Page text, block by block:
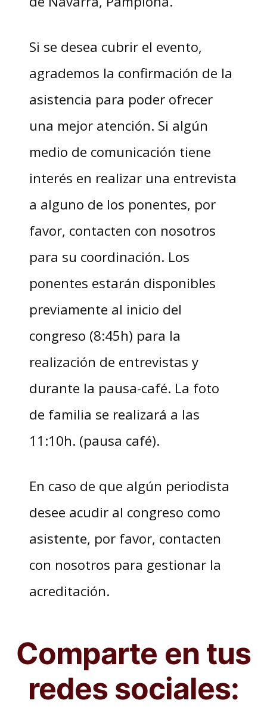
Si se desea cubrir el evento,
agrademos la confirmación de la
asistencia para poder ofrecer
una mejor atención. Si algún
medio de comunicación tiene
interés en realizar una entrevista
a alguno de los ponentes, por
favor, contacten con nosotros
para su coordinación. Los
ponentes estarán disponibles
previamente al inicio del
congreso (8:45h) para la
realización de entrevistas y
durante la pausa-café. La foto
de familia se realizará a las
11:10h. (pausa café).
En caso de que algún periodista
desee acudir al congreso como
asistente, por favor, contacten
con nosotros para gestionar la
acreditación.
Comparte en tus
redes sociales: